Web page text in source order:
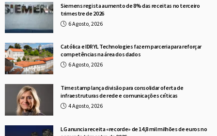
Siemens regista aumento de 8% das receitas no terceiro
trimestre de 2026
6 Agosto, 2026
Católica e IDRYL Technologies fazem parceria para reforçar
competências na área dos dados
6 Agosto, 2026
Timestamp lança divisão para consolidar oferta de
infraestruturas de rede e comunicações críticas
4 Agosto, 2026
LG anuncia receita «recorde» de 14,8 mil milhões de euros no